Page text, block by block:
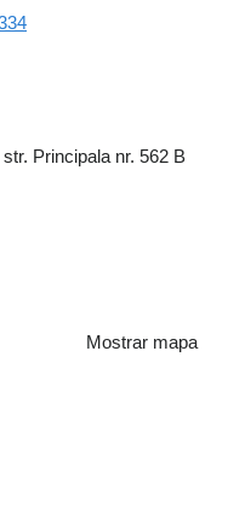
Principala nr. 562 B
Mostrar mapa